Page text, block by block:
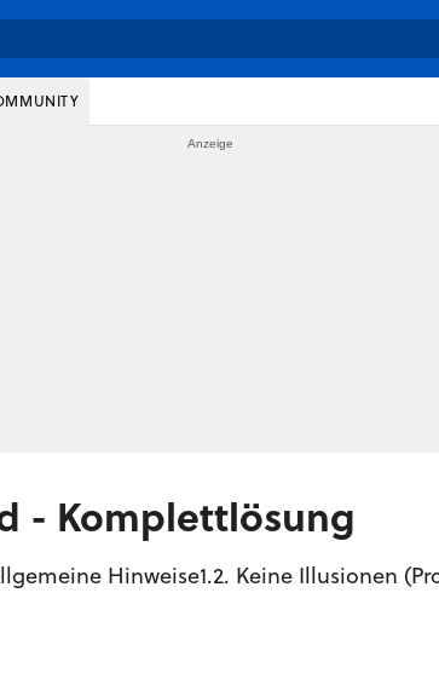
- Komplettlösung
Hinweise1.2. Keine Illusionen